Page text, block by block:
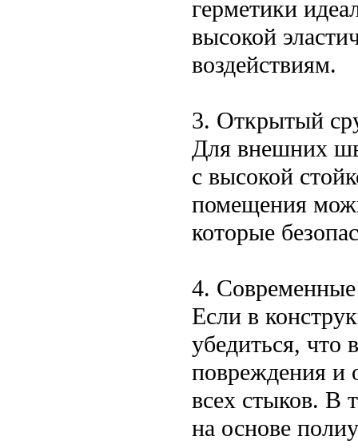
герметики
высокой
воздействиям.
3. Открытый
Для внешних
с высокой
помещения
которые
4.
Если в
убедиться, что
повреждения и
всех стыков. В
на основе